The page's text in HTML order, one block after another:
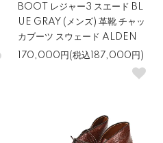
BOOT レジャー3 スエード BL
UE GRAY (メンズ) 革靴 チャッ
カブーツ スウェード ALDEN
170,000円(税込187,000円)